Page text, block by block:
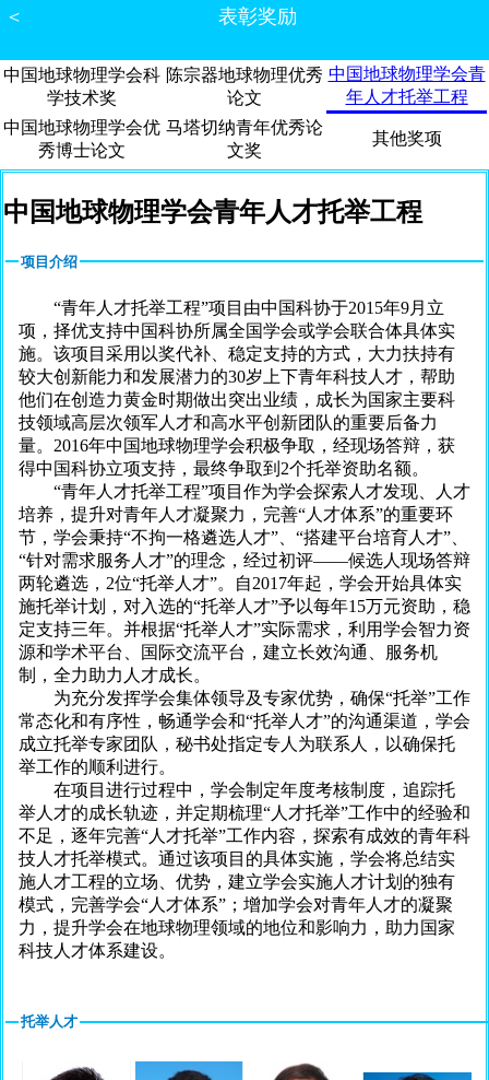
＜ 表彰奖励
中国地球物理学会科
学技术奖
陈宗器地球物理优秀
论文
中国地球物理学会青
年人才托举工程
中国地球物理学会优
秀博士论文
马塔切纳青年优秀论
文奖
其他奖项
中国地球物理学会青年人才托举工程
项目介绍
“青年人才托举工程”项目由中国科协于2015年9月立
项，择优支持中国科协所属全国学会或学会联合体具体实
施。该项目采用以奖代补、稳定支持的方式，大力扶持有
较大创新能力和发展潜力的30岁上下青年科技人才，帮助
他们在创造力黄金时期做出突出业绩，成长为国家主要科
技领域高层次领军人才和高水平创新团队的重要后备力
量。2016年中国地球物理学会积极争取，经现场答辩，获
得中国科协立项支持，最终争取到2个托举资助名额。
“青年人才托举工程”项目作为学会探索人才发现、人才
培养，提升对青年人才凝聚力，完善“人才体系”的重要环
节，学会秉持“不拘一格遴选人才”、“搭建平台培育人才”、
“针对需求服务人才”的理念，经过初评——候选人现场答辩
两轮遴选，2位“托举人才”。自2017年起，学会开始具体实
施托举计划，对入选的“托举人才”予以每年15万元资助，稳
定支持三年。并根据“托举人才”实际需求，利用学会智力资
源和学术平台、国际交流平台，建立长效沟通、服务机
制，全力助力人才成长。
为充分发挥学会集体领导及专家优势，确保“托举”工作
常态化和有序性，畅通学会和“托举人才”的沟通渠道，学会
成立托举专家团队，秘书处指定专人为联系人，以确保托
举工作的顺利进行。
在项目进行过程中，学会制定年度考核制度，追踪托
举人才的成长轨迹，并定期梳理“人才托举”工作中的经验和
不足，逐年完善“人才托举”工作内容，探索有成效的青年科
技人才托举模式。通过该项目的具体实施，学会将总结实
施人才工程的立场、优势，建立学会实施人才计划的独有
模式，完善学会“人才体系”；增加学会对青年人才的凝聚
力，提升学会在地球物理领域的地位和影响力，助力国家
科技人才体系建设。
托举人才